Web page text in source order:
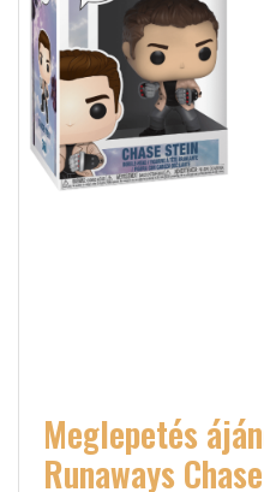
Meglepetés
Runaways